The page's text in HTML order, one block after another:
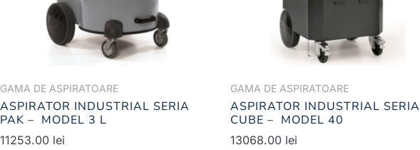
GAMA DE ASPIRATOARE
ASPIRATOR INDUSTRIAL SERIA
PAK – MODEL 3 L
11253.00 lei
GAMA DE ASPIRATOARE
ASPIRATOR INDUSTRIAL SERIA
CUBE – MODEL 40
13068.00 lei